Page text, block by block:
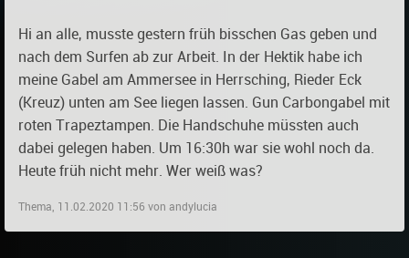
Hi an alle, musste gestern früh bisschen Gas geben und
nach dem Surfen ab zur Arbeit. In der Hektik habe ich
meine Gabel am Ammersee in Herrsching, Rieder Eck
(Kreuz) unten am See liegen lassen. Gun Carbongabel mit
roten Trapeztampen. Die Handschuhe müssten auch
dabei gelegen haben. Um 16:30h war sie wohl noch da.
Heute früh nicht mehr. Wer weiß was?
Thema, 11.02.2020 11:56 von andylucia